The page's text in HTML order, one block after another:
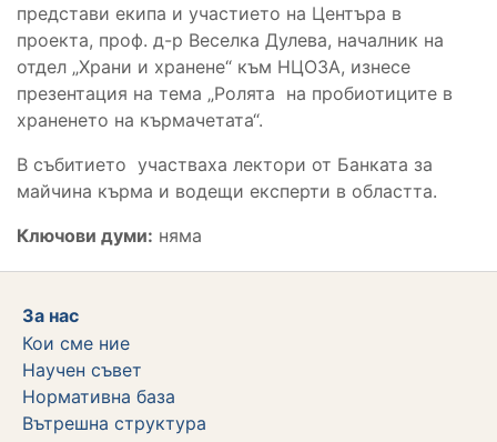
представи екипа и участието на Центъра в
проекта, проф. д-р Веселка Дулева, началник на
отдел „Храни и хранене“ към НЦОЗА, изнесе
презентация на тема „Ролята на пробиотиците в
храненето на кърмачетата“.
В събитието участваха лектори от Банката за
майчина кърма и водещи експерти в областта.
Ключови думи: няма
За нас
Кои сме ние
Научен съвет
Нормативна база
Вътрешна структура